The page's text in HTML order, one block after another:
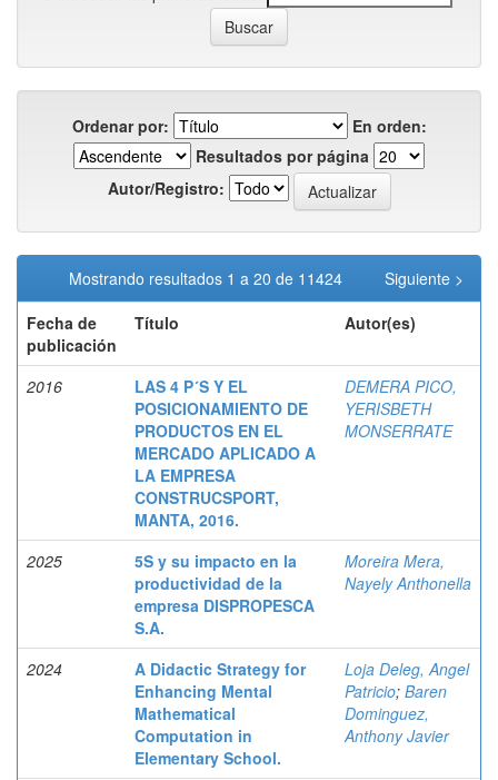
Ordenar por:
En orden:
Resultados por página
Autor/Registro:
Mostrando resultados 1 a 20 de 11424
Siguiente >
Fecha de
publicación
Título Autor(es)
2016
LAS 4 P´S Y EL
POSICIONAMIENTO DE
PRODUCTOS EN EL
MERCADO APLICADO A
LA EMPRESA
CONSTRUCSPORT,
MANTA, 2016.
DEMERA PICO,
YERISBETH
MONSERRATE
2025
5S y su impacto en la
productividad de la
empresa DISPROPESCA
S.A.
Moreira Mera,
Nayely Anthonella
2024
A Didactic Strategy for
Enhancing Mental
Mathematical
Computation in
Elementary School.
Loja Deleg, Angel
Patricio; Baren
Dominguez,
Anthony Javier